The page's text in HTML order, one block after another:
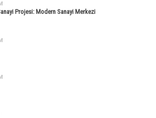
Projesi: Modern Sanayi Merkezi